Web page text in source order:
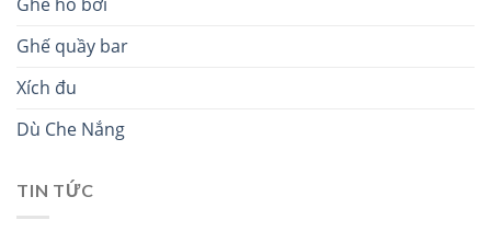
Ghế quầy bar
Xích đu
Dù Che Nắng
TIN TỨC